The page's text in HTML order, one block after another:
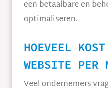
een betaalbare en
optimaliseren.
HOEVEEL
WEBSITE PER
Veel ondernemers